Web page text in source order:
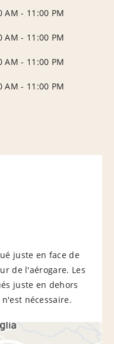
AM - 11:00 PM
AM - 11:00 PM
AM - 11:00 PM
AM - 11:00 PM
juste en face de
de l'aérogare. Les
juste en dehors
nécessaire.